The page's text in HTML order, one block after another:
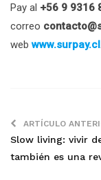
Pay al +56 9 9316
correo
webwww.surpay.cl.
ARTÍCULO
Slow living: vivir
también es una